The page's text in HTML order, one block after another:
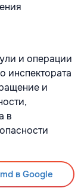
и операции
инспектората
и
в
в Google